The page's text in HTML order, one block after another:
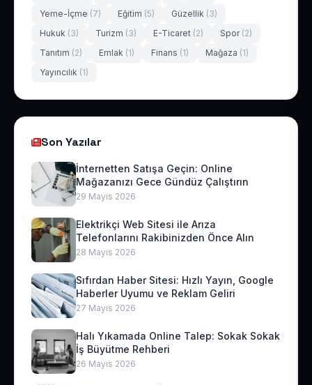
Yeme-İçme (7) Eğitim (5) Güzellik (3)
Hukuk (3) Turizm (3) E-Ticaret (2) Spor (2)
Tanıtım (2) Emlak (1) Finans (1) Mağaza (1)
Yayıncılık (1)
Son Yazılar
İnternetten Satışa Geçin: Online
Mağazanızı Gece Gündüz Çalıştırın
29 Mayıs 2026
Elektrikçi Web Sitesi ile Arıza
Telefonlarını Rakibinizden Önce Alın
28 Mayıs 2026
Sıfırdan Haber Sitesi: Hızlı Yayın, Google
Haberler Uyumu ve Reklam Geliri
27 Mayıs 2026
Halı Yıkamada Online Talep: Sokak Sokak
İş Büyütme Rehberi
26 Mayıs 2026